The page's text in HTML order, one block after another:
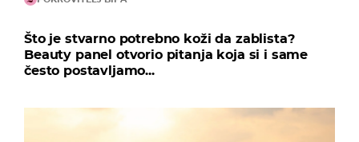
Što je stvarno potrebno koži da zablista?
Beauty panel otvorio pitanja koja si i same
često postavljamo...